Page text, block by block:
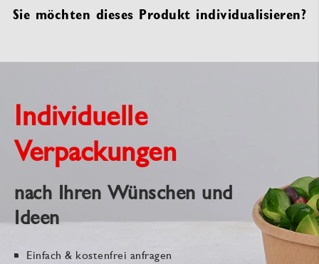
Sie möchten dieses Produkt individualisieren?
Individuelle
Verpackungen
nach Ihren Wünschen und
Ideen
Einfach & kostenfrei anfragen